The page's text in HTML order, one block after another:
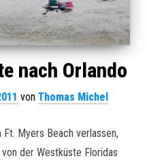
nach Orlando
von Thomas Michel
Myers Beach verlassen,
der Westküste Floridas